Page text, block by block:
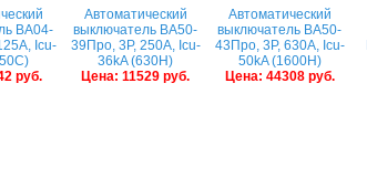
ВА04-
Icu-
руб.
Автоматический
выключатель ВА50-
39Про, 3P, 250A, Icu-
36kA (630Н)
Цена: 11529 руб.
Автоматический
выключатель ВА50-
43Про, 3P, 630A, Icu-
50kA (1600Н)
Цена: 44308 руб.